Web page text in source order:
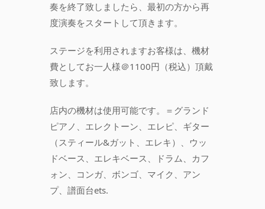
奏を終了致しましたら、最初の方から再
度演奏をスタートして頂きます。
ステージを利用されますお客様は、機材
費としてお一人様＠1100円（税込）頂戴
致します。
店内の機材は使用可能です。＝グランド
ピアノ、エレクトーン、エレピ、ギター
（スティール&ガット、エレキ）、ウッ
ドベース、エレキベース、ドラム、カフ
ォン、コンガ、ボンゴ、マイク、アン
プ、譜面台ets.